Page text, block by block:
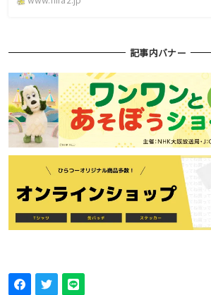
記事内バナー